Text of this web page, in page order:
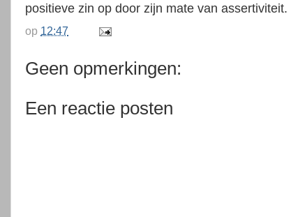
positieve zin op door zijn mate van assertiviteit.
op 12:47
Geen opmerkingen:
Een reactie posten